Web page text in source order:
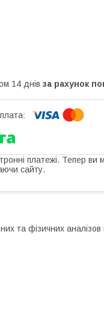
14 днів за рахунок
платежі. Тепер ви
сайту.
та фізичних аналізов